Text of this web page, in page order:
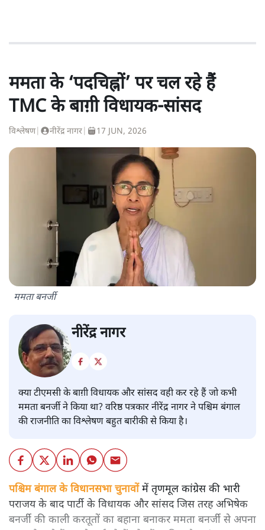
ममता के ‘पदचिह्नों’ पर चल रहे हैं
TMC के बाग़ी विधायक-सांसद
विश्लेषण| नीरेंद्र नागर 17 JUN, 2026
ममता बनर्जी
नीरेंद्र नागर
क्या टीएमसी के बाग़ी विधायक और सांसद वही कर रहे हैं जो कभी
ममता बनर्जी ने किया था? वरिष्ठ पत्रकार नीरेंद्र नागर ने पश्चिम बंगाल
की राजनीति का विश्लेषण बहुत बारीकी से किया है।
पश्चिम बंगाल के विधानसभा चुनावोंमें तृणमूल कांग्रेस की भारी
पराजय के बाद पार्टी के विधायक और सांसद जिस तरह अभिषेक
बनर्जी की काली करतूतों का बहाना बनाकर ममता बनर्जी से अपना